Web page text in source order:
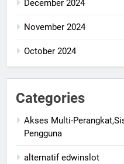
December 2024
November 2024
October 2024
Categories
Akses Multi-
Pengguna
alternatif edwinslot